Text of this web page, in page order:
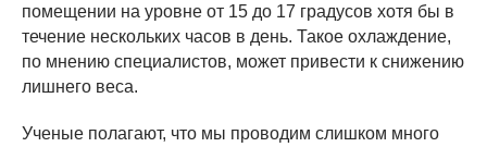
помещении на уровне от 15 до 17 градусов хотя бы в
течение нескольких часов в день. Такое охлаждение,
по мнению специалистов, может привести к снижению
лишнего веса.
Ученые полагают, что мы проводим слишком много